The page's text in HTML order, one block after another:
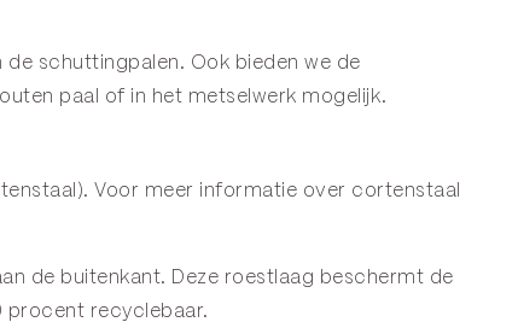
schuttingpalen. Ook bieden we de
paal of in het metselwerk mogelijk.
Voor meer informatie over cortenstaal
de buitenkant. Deze roestlaag beschermt de
procent recyclebaar.